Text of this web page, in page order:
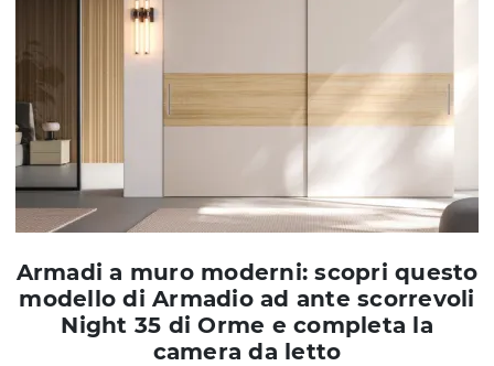
Armadi a muro moderni: scopri questo
modello di Armadio ad ante scorrevoli
Night 35 di Orme e completa la
camera da letto